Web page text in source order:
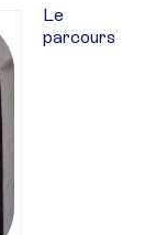
Le
parcours